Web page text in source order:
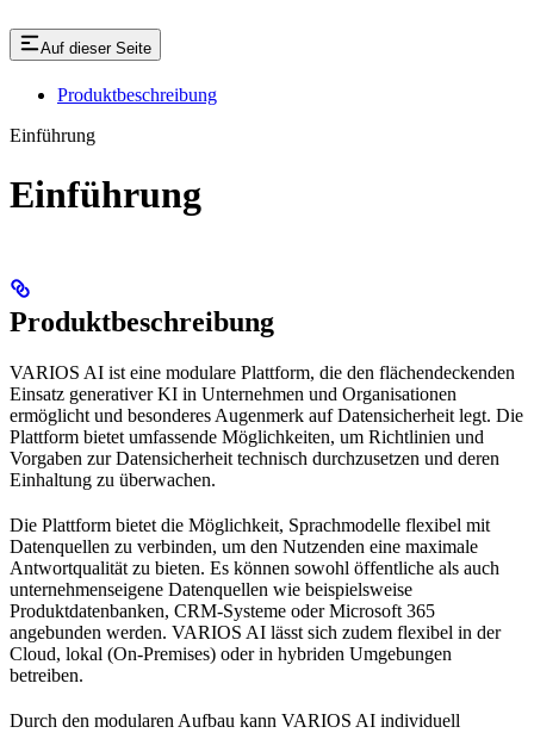
Auf dieser Seite
Produktbeschreibung
Einführung
Einführung
Produktbeschreibung
VARIOS AI ist eine modulare Plattform, die den flächendeckenden
Einsatz generativer KI in Unternehmen und Organisationen
ermöglicht und besonderes Augenmerk auf Datensicherheit legt. Die
Plattform bietet umfassende Möglichkeiten, um Richtlinien und
Vorgaben zur Datensicherheit technisch durchzusetzen und deren
Einhaltung zu überwachen.
Die Plattform bietet die Möglichkeit, Sprachmodelle flexibel mit
Datenquellen zu verbinden, um den Nutzenden eine maximale
Antwortqualität zu bieten. Es können sowohl öffentliche als auch
unternehmenseigene Datenquellen wie beispielsweise
Produktdatenbanken, CRM-Systeme oder Microsoft 365
angebunden werden. VARIOS AI lässt sich zudem flexibel in der
Cloud, lokal (On-Premises) oder in hybriden Umgebungen
betreiben.
Durch den modularen Aufbau kann VARIOS AI individuell